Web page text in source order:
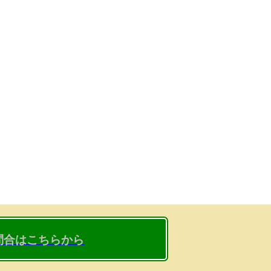
合はこちらから